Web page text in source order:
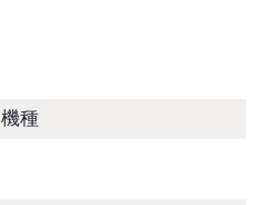
機種